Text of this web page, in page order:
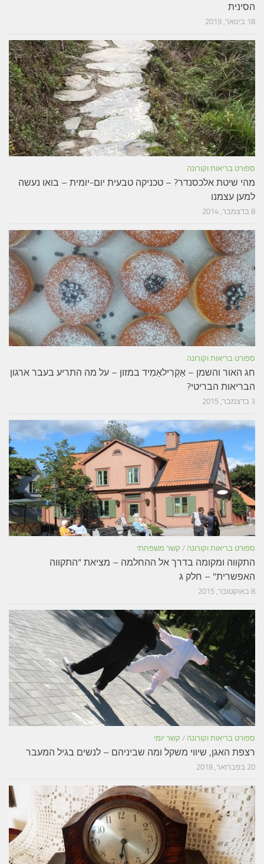
הסינית
18 בינואר, 2019
ספורט בריאות וקורונה
מהי שיטת אלכסנדר? – טכניקה טבעית יום-יומית – בואו נעשה
למען עצמנו
8 בדצמבר, 2014
ספורט בריאות וקורונה
חג האור והשמן – אַקְרִילאַמִיד במזון – על מה התריע בעבר ארגון
הבריאות הבריטי?
3 בדצמבר, 2015
ספורט בריאות וקורונה / קשר משפחתי
התקווה ומקומה בדרך אל ההחלמה – מציאת "התקווה
האפשרית" – חלק ג
8 באוקטובר, 2015
ספורט בריאות וקורונה / קשר יומי
רצפת האגן, שיווי משקל ומה שביניהם – לנשים בגיל המעבר
20 בפברואר, 2018